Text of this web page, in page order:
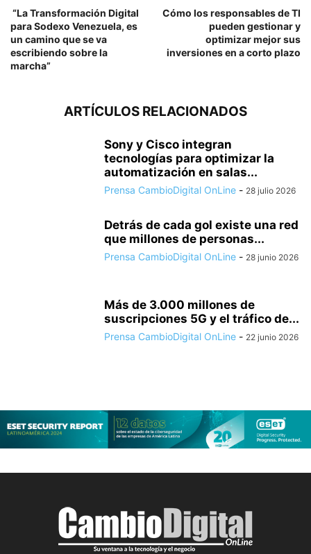
“La Transformación Digital
para Sodexo Venezuela, es
un camino que se va
escribiendo sobre la
marcha”
Cómo los responsables de TI
pueden gestionar y
optimizar mejor sus
inversiones en a corto plazo
ARTÍCULOS RELACIONADOS
Sony y Cisco integran
tecnologías para optimizar la
automatización en salas...
Prensa CambioDigital OnLine - 28 julio 2026
Detrás de cada gol existe una red
que millones de personas...
Prensa CambioDigital OnLine - 28 junio 2026
Más de 3.000 millones de
suscripciones 5G y el tráfico de...
Prensa CambioDigital OnLine - 22 junio 2026